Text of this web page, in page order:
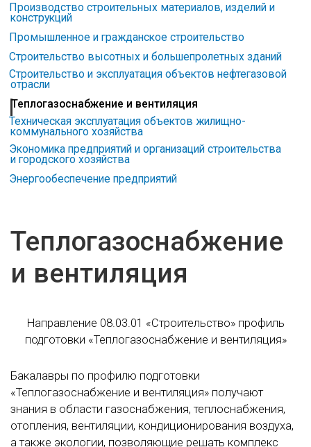
Производство строительных материалов, изделий и
конструкций
Промышленное и гражданское строительство
Строительство высотных и большепролетных зданий
Строительство и эксплуатация объектов нефтегазовой
отрасли
Теплогазоснабжение и вентиляция
Техническая эксплуатация объектов жилищно-
коммунального хозяйства
Экономика предприятий и организаций строительства
и городского хозяйства
Энергообеспечение предприятий
Теплогазоснабжение
и вентиляция
Направление 08.03.01 «Строительство» профиль
подготовки «Теплогазоснабжение и вентиляция»
Бакалавры по профилю подготовки
«Теплогазоснабжение и вентиляция» получают
знания в области газоснабжения, теплоснабжения,
отопления, вентиляции, кондиционирования воздуха,
а также экологии, позволяющие решать комплекс